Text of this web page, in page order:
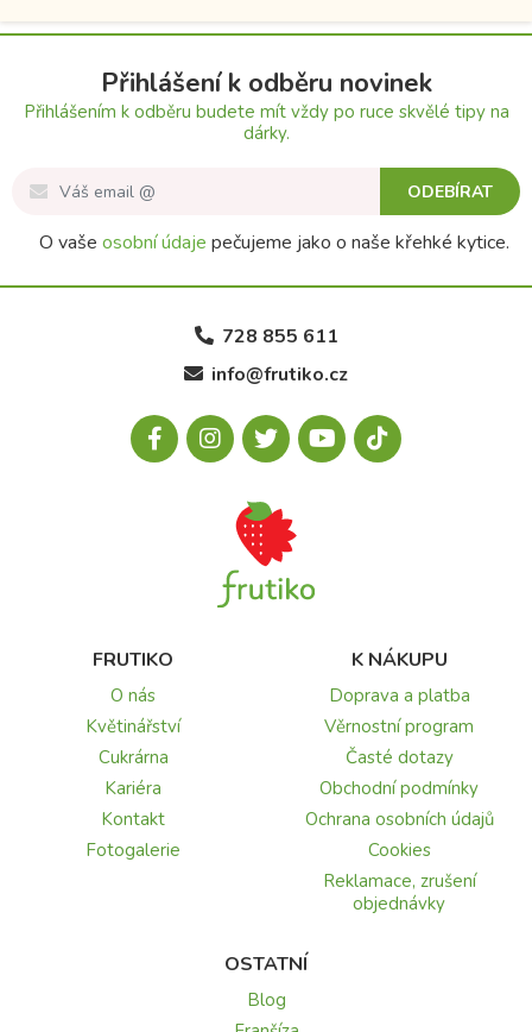
Přihlášení k odběru novinek
Přihlášením k odběru budete mít vždy po ruce skvělé tipy na
dárky.
ODEBÍRAT
O vaše osobní údaje pečujeme jako o naše křehké kytice.
728 855 611
info@frutiko.cz
FRUTIKO
O nás
Květinářství
Cukrárna
Kariéra
Kontakt
Fotogalerie
K NÁKUPU
Doprava a platba
Věrnostní program
Časté dotazy
Obchodní podmínky
Ochrana osobních údajů
Cookies
Reklamace, zrušení
objednávky
OSTATNÍ
Blog